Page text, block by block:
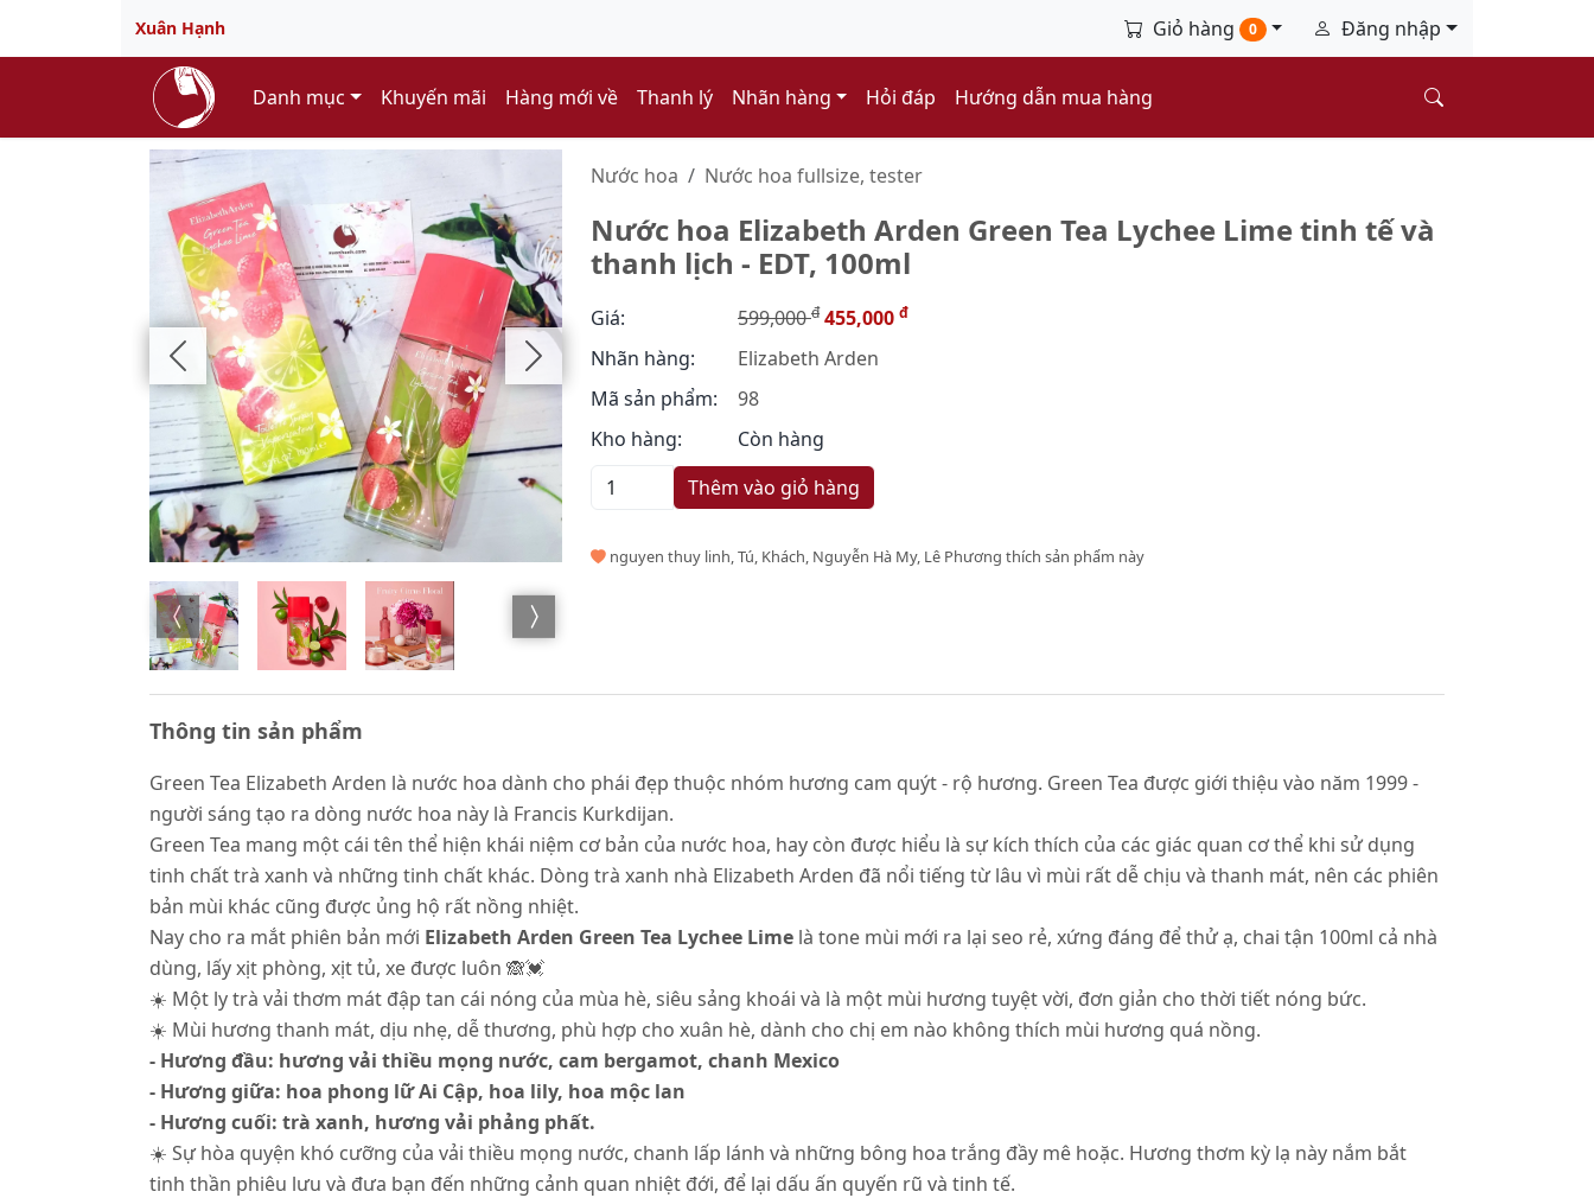
Xuân Hạnh Giỏ hàng 0 Đăng nhập
Danh mục Khuyến mãi Hàng mới về Thanh lý Nhãn hàng Hỏi đáp Hướng dẫn mua hàng
Nước hoa Nước hoa fullsize, tester
Nước hoa Elizabeth Arden Green Tea Lychee Lime tinh tế và
thanh lịch - EDT, 100ml
Giá: 599,000đ 455,000 đ
Nhãn hàng:
Elizabeth Arden
Mã sản phẩm:
98
Kho hàng:
Còn hàng
Thêm vào giỏ hàng
nguyen thuy linh, Tú, Khách, Nguyễn Hà My, Lê Phương thích sản phẩm này
Thông tin sản phẩm
Green Tea Elizabeth Arden là nước hoa dành cho phái đẹp thuộc nhóm hương cam quýt - rộ hương. Green Tea được giới thiệu vào năm 1999 -
người sáng tạo ra dòng nước hoa này là Francis Kurkdijan.
Green Tea mang một cái tên thể hiện khái niệm cơ bản của nước hoa, hay còn được hiểu là sự kích thích của các giác quan cơ thể khi sử dụng
tinh chất trà xanh và những tinh chất khác. Dòng trà xanh nhà Elizabeth Arden đã nổi tiếng từ lâu vì mùi rất dễ chịu và thanh mát, nên các phiên
bản mùi khác cũng được ủng hộ rất nồng nhiệt.
Nay cho ra mắt phiên bản mới Elizabeth Arden Green Tea Lychee Lime là tone mùi mới ra lại seo rẻ, xứng đáng để thử ạ, chai tận 100ml cả nhà
dùng, lấy xịt phòng, xịt tủ, xe được luôn 🙈💓
☀️ Một ly trà vải thơm mát đập tan cái nóng của mùa hè, siêu sảng khoái và là một mùi hương tuyệt vời, đơn giản cho thời tiết nóng bức.
☀️ Mùi hương thanh mát, dịu nhẹ, dễ thương, phù hợp cho xuân hè, dành cho chị em nào không thích mùi hương quá nồng.
- Hương đầu: hương vải thiều mọng nước, cam bergamot, chanh Mexico
- Hương giữa: hoa phong lữ Ai Cập, hoa lily, hoa mộc lan
- Hương cuối: trà xanh, hương vải phảng phất.
☀️ Sự hòa quyện khó cưỡng của vải thiều mọng nước, chanh lấp lánh và những bông hoa trắng đầy mê hoặc. Hương thơm kỳ lạ này nắm bắt
tinh thần phiêu lưu và đưa bạn đến những cảnh quan nhiệt đới, để lại dấu ấn quyến rũ và tinh tế.